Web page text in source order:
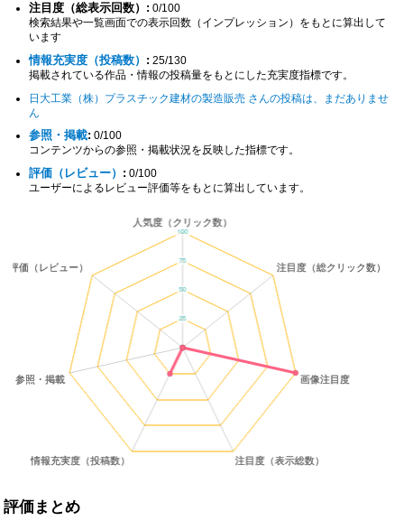
注目度（総表示回数）: 0/100
検索結果や一覧画面での表示回数（インプレッション）をもとに算出して
います
情報充実度（投稿数） : 25/130
掲載されている作品・情報の投稿量をもとにした充実度指標です。
日大工業（株）プラスチック建材の製造販売 さんの投稿は、まだありませ
ん
参照・掲載: 0/100
コンテンツからの参照・掲載状況を反映した指標です。
評価（レビュー） : 0/100
ユーザーによるレビュー評価等をもとに算出しています。
評価まとめ